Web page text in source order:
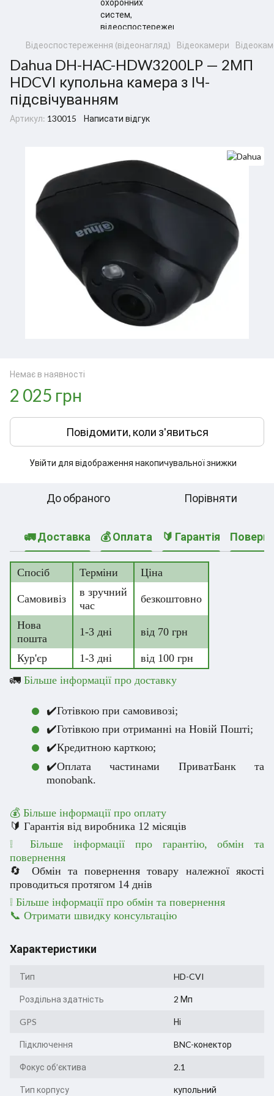
Відеоспостереження (відеонагляд) Відеокамери
Dahua DH-HAC-HDW3200LP — 2МП
HDCVI купольна камера з ІЧ-
підсвічуванням
Артикул: 130015 Написати відгук
Немає в наявності
2 025 грн
Повідомити, коли з'явиться
Увійти для відображення накопичувальної знижки
До обраного Порівняти
🚛 Доставка 💰 Оплата 🔰 Гарантія
Спосіб Терміни Ціна
Самовивіз
в зручний
час
безкоштовно
Нова
пошта
1-3 дні від 70 грн
Кур'єр 1-3 дні
від 100 грн
🚛 Більше інформації про доставку
✔️Готівкою при самовивозі;
✔️Готівкою при отриманні на Новій Пошті;
✔️Кредитною карткою;
✔️Оплата частинами ПриватБанк та
monobank.
💰 Більше інформації про оплату
🔰 Гарантія від виробника 12 місяців
❕ Більше інформації про гарантію, обмін та
повернення
🔄 Обмін та повернення товару належної якості
проводиться протягом 14 днів
❕ Більше інформації про обмін та повернення
📞 Отримати швидку консультацію
Характеристики
Тип HD-CVI
Роздільна здатність 2 Мп
GPS Ні
Підключення BNC-конектор
Фокус об’єктива 2.1
Тип корпусу купольний